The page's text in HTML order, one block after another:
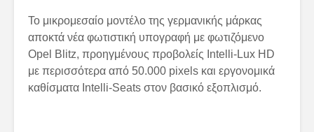
Το μικρομεσαίο μοντέλο της γερμανικής μάρκας
αποκτά νέα φωτιστική υπογραφή με φωτιζόμενο
Opel Blitz, προηγμένους προβολείς Intelli-Lux HD
με περισσότερα από 50.000 pixels και εργονομικά
καθίσματα Intelli-Seats στον βασικό εξοπλισμό.